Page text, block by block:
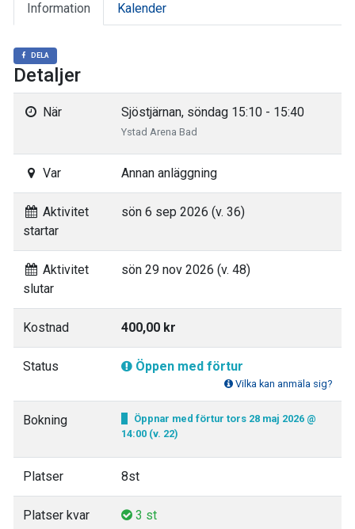
Information Kalender
DELA
Detaljer
När Sjöstjärnan, söndag 15:10 - 15:40
Ystad Arena Bad
Var Annan anläggning
Aktivitet
startar
sön 6 sep 2026 (v. 36)
Aktivitet
slutar
sön 29 nov 2026 (v. 48)
Kostnad 400,00 kr
Status Öppen med förtur
Vilka kan anmäla sig?
Bokning
Öppnar med förtur tors 28 maj 2026 @
14:00 (v. 22)
Platser 8st
Platser kvar 3 st